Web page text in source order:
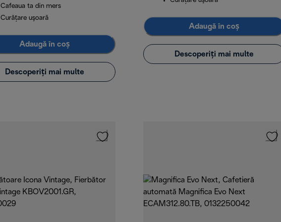
Cafeaua ta din mers
Curăţare uşoară
Adaugă în coș
Descoperiți mai multe
Adaugă în coș
Descoperiți mai multe